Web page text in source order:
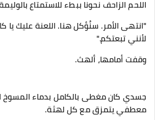
اللحم الزاحف نحونا ببطء للاستمتاع
"انتهى الأمر. سنُؤكل هنا. اللعنة عليك يا
لأنني تبعتكم."
​وقفت أمامها، ألهث.
جسدي كان مغطى بالكامل بدماء المسوخ
معطفي يتمزق مع كل لهثة.